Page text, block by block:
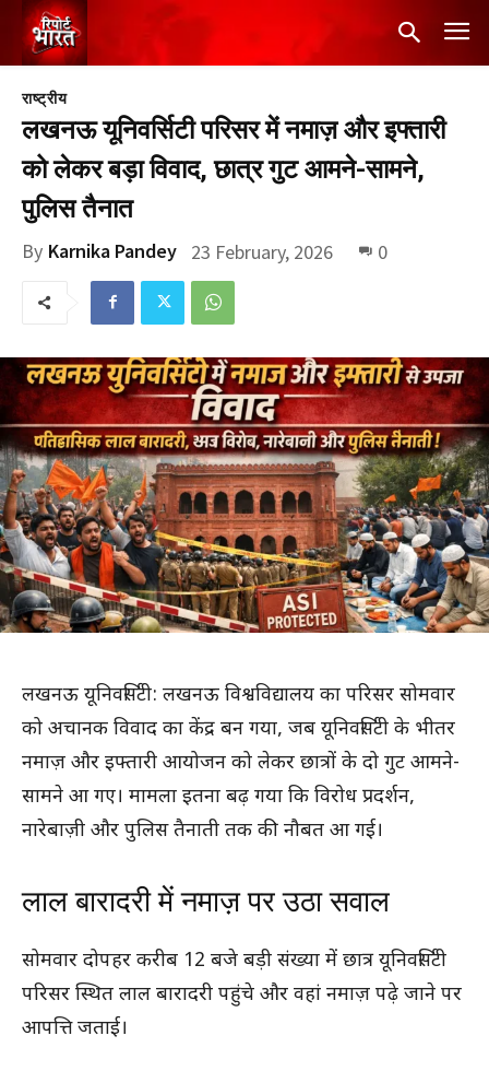
राष्ट्रीय
लखनऊ यूनिवर्सिटी परिसर में नमाज़ और इफ्तारी
को लेकर बड़ा विवाद, छात्र गुट आमने-सामने,
पुलिस तैनात
By Karnika Pandey 23 February, 2026 0
लखनऊ यूनिवर्सिटी: लखनऊ विश्वविद्यालय का परिसर सोमवार
को अचानक विवाद का केंद्र बन गया, जब यूनिवर्सिटी के भीतर
नमाज़ और इफ्तारी आयोजन को लेकर छात्रों के दो गुट आमने-
सामने आ गए। मामला इतना बढ़ गया कि विरोध प्रदर्शन,
नारेबाज़ी और पुलिस तैनाती तक की नौबत आ गई।
लाल बारादरी में नमाज़ पर उठा सवाल
सोमवार दोपहर करीब 12 बजे बड़ी संख्या में छात्र यूनिवर्सिटी
परिसर स्थित लाल बारादरी पहुंचे और वहां नमाज़ पढ़े जाने पर
आपत्ति जताई।